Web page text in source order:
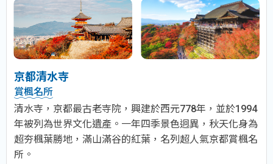
京都清水寺
賞楓名所
清水寺，京都最古老寺院，興建於西元778年，並於1994
年被列為世界文化遺產。一年四季景色迥異，秋天化身為
超夯楓葉勝地，滿山滿谷的紅葉，名列超人氣京都賞楓名
所。